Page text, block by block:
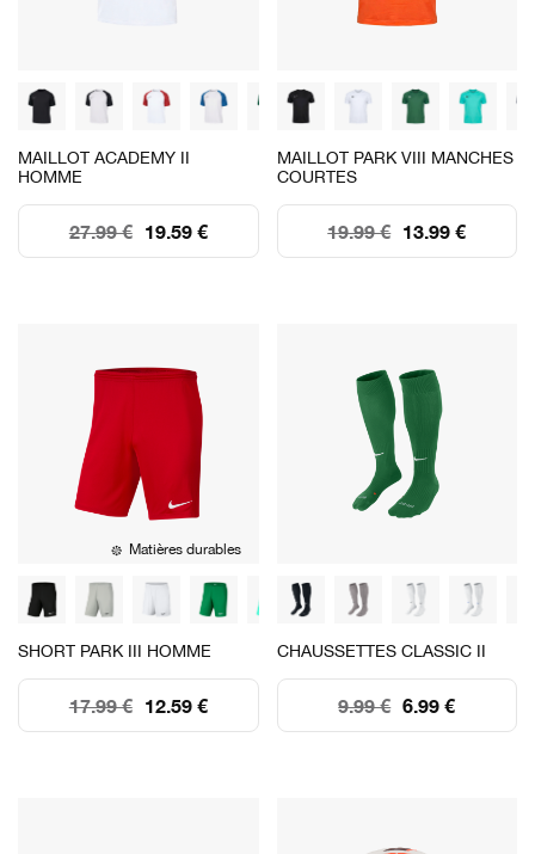
MAILLOT ACADEMY II
HOMME
19.59 €
27.99 €
MAILLOT PARK VIII MANCHES
COURTES
13.99 €
19.99 €
Matières durables
SHORT PARK III HOMME
12.59 €
17.99 €
CHAUSSETTES CLASSIC II
6.99 €
9.99 €